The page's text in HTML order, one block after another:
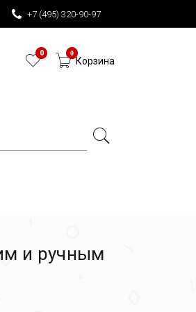
+7 (495) 320-90-97
0 0
Корзина
и ручным